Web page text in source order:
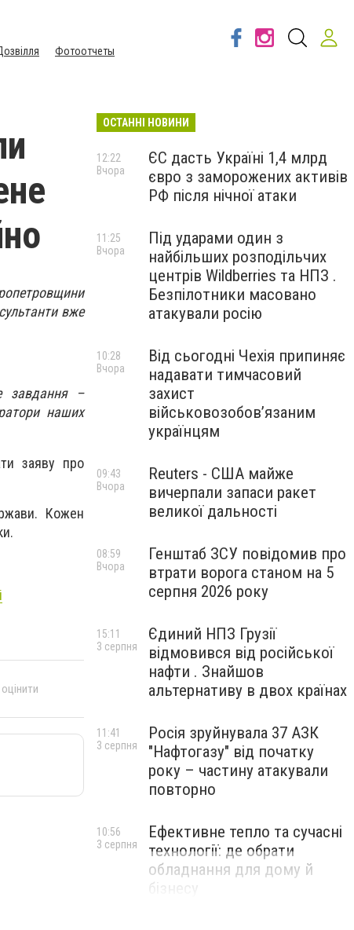
Фотоотчеты
вже
завдання –
наших
заяву про
Кожен
ОСТАННІ НОВИНИ
ЄС дасть Україні 1,4 млрд
євро з заморожених активів
РФ після нічної атаки
12:22
Вчора
Під ударами один з
найбільших розподільчих
центрів Wildberries та НПЗ .
Безпілотники масовано
атакували росію
11:25
Вчора
Від сьогодні Чехія припиняє
надавати тимчасовий
захист
військовозобов’язаним
українцям
10:28
Вчора
Reuters - США майже
вичерпали запаси ракет
великої дальності
09:43
Вчора
Генштаб ЗСУ повідомив про
втрати ворога станом на 5
серпня 2026 року
08:59
Вчора
Єдиний НПЗ Грузії
відмовився від російської
нафти . Знайшов
альтернативу в двох країнах
15:11
3 серпня
Росія зруйнувала 37 АЗК
"Нафтогазу" від початку
року – частину атакували
повторно
11:41
3 серпня
Ефективне тепло та сучасні
технології: де обрати
обладнання для дому й
бізнесу
10:56
3 серпня